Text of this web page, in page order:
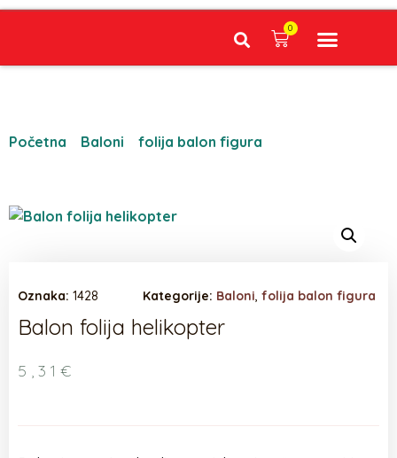
0
Početna Baloni folija balon figura
Oznaka: 1428 Kategorije: Baloni folija balon figura
Balon folija helikopter
5,31 €